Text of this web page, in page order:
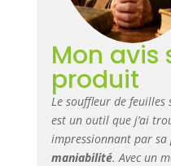
Mon avis
produit
Le souffleur de feuilles
est un outil que j’ai
impressionnant par sa
maniabilité. Avec un